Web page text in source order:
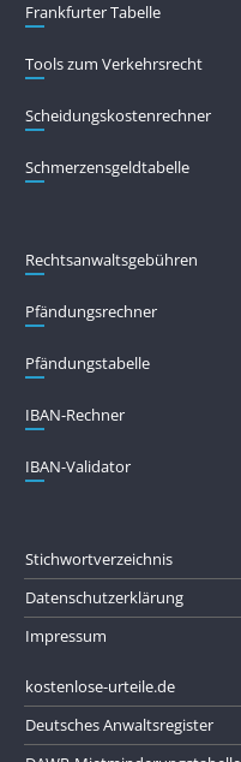
Frankfurter Tabelle
Tools zum Verkehrsrecht
Scheidungskostenrechner
Schmerzensgeldtabelle
Rechtsanwaltsgebühren
Pfändungs­rechner
Pfändungs­tabelle
IBAN-Rechner
IBAN-Validator
Stichwortverzeichnis
Datenschutzerklärung
Impressum
kostenlose-urteile.de
Deutsches Anwaltsregister